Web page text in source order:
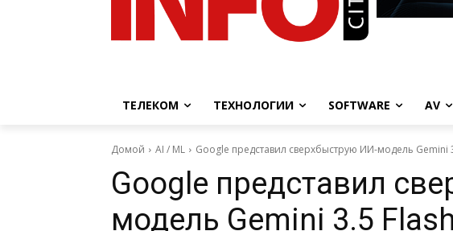
ТЕЛЕКОМ ТЕХНОЛОГИИ SOFTWARE AV
Домой AI / ML Google представил сверхбыструю ИИ-модель Gemini
Google представил
модель Gemini 3.5 Flash